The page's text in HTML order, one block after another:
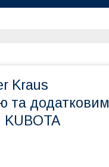
Kraus
та додатковим